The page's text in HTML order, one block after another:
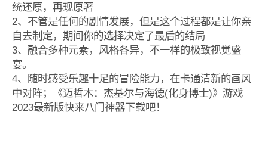
统还原，再现原著
2、不管是任何的剧情发展，但是这个过程都是让你亲
自去制定，期间你的选择决定了最后的结局
3、融合多种元素，风格各异，不一样的极致视觉盛
宴。
4、随时感受乐趣十足的冒险能力，在卡通清新的画风
中对阵；《迈哲木：杰基尔与海德(化身博士)》游戏
2023最新版快来八门神器下载吧！